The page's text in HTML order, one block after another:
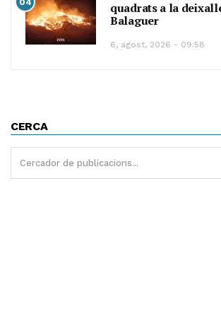
04
quadrats a la
Balaguer
6, agost, 2026 - 09:58
CERCA